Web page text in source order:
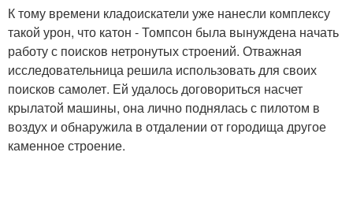
К тому времени кладоискатели уже нанесли комплексу
такой урон, что катон - Томпсон была вынуждена начать
работу с поисков нетронутых строений. Отважная
исследовательница решила использовать для своих
поисков самолет. Ей удалось договориться насчет
крылатой машины, она лично поднялась с пилотом в
воздух и обнаружила в отдалении от городища другое
каменное строение.